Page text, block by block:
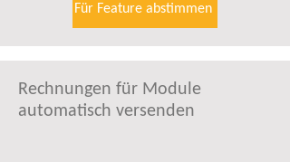
Für Feature abstimmen
Rechnungen für Module
automatisch versenden